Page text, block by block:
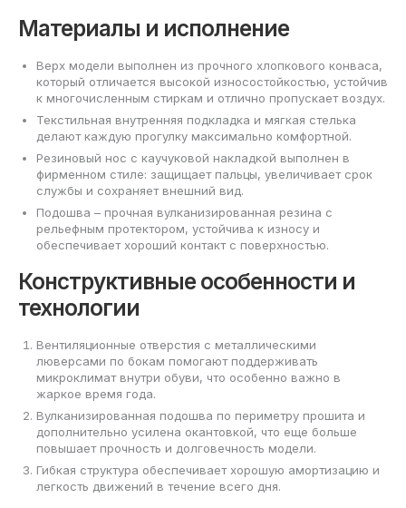
Материалы и исполнение
Верх модели выполнен из прочного хлопкового конваса,
который отличается высокой износостойкостью, устойчив
к многочисленным стиркам и отлично пропускает воздух.
Текстильная внутренняя подкладка и мягкая стелька
делают каждую прогулку максимально комфортной.
Резиновый нос с каучуковой накладкой выполнен в
фирменном стиле: защищает пальцы, увеличивает срок
службы и сохраняет внешний вид.
Подошва – прочная вулканизированная резина с
рельефным протектором, устойчива к износу и
обеспечивает хороший контакт с поверхностью.
Конструктивные особенности и
технологии
Вентиляционные отверстия с металлическими
люверсами по бокам помогают поддерживать
микроклимат внутри обуви, что особенно важно в
жаркое время года.
Вулканизированная подошва по периметру прошита и
дополнительно усилена окантовкой, что еще больше
повышает прочность и долговечность модели.
Гибкая структура обеспечивает хорошую амортизацию и
легкость движений в течение всего дня.